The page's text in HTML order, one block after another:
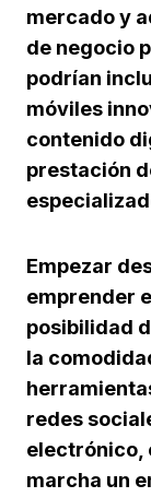
mercado y
de negocio
podrían
móviles
contenido
prestación
Empezar
emprender
posibilidad
la
redes
electrónico,
marcha un